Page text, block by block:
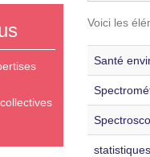
Voici les
Santé